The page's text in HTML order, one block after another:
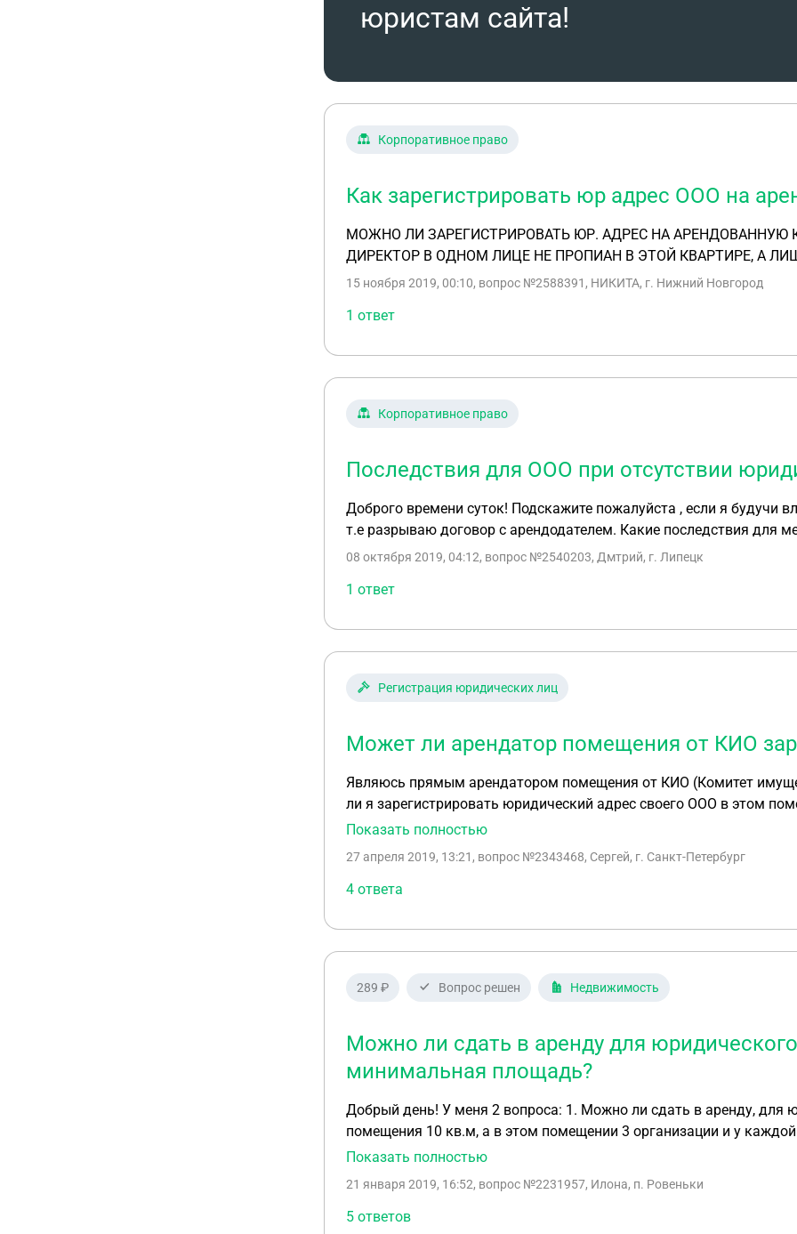
юристам сайта!
Корпоративное право
Как зарегистрировать юр адрес ООО на
МОЖНО ЛИ ЗАРЕГИСТРИРОВАТЬ ЮР. АДРЕС НА АРЕНДОВАННУЮ
ДИРЕКТОР В ОДНОМ ЛИЦЕ НЕ ПРОПИАН В ЭТОЙ КВАРТИРЕ, А
15 ноября 2019, 00:10, вопрос №2588391, НИКИТА, г. Нижний Новгород
1 ответ
Корпоративное право
Последствия для ООО при отсутствии
Доброго времени суток! Подскажите пожалуйста , если я
т.е разрываю договор с арендодателем. Какие последствия для
08 октября 2019, 04:12, вопрос №2540203, Дмтрий, г. Липецк
1 ответ
Регистрация юридических лиц
Может ли арендатор помещения от КИО
Являюсь прямым арендатором помещения от КИО (Комитет
ли я зарегистрировать юридический адрес своего ООО в этом помещении? Если да, то какие
подавать в налоговую? (собственник государство, не совсем
Показать полностью
27 апреля 2019, 13:21 , вопрос №2343468, Сергей, г. Санкт-Петербург
4 ответа
289 ₽ Вопрос решен Недвижимость
Можно ли сдать в аренду для
минимальная площадь?
Добрый день! У меня 2 вопроса: 1. Можно ли сдать в аренду, для юридического адреса, часть помещения? Например
помещения 10 кв.м, а в этом помещении 3 организации и у каждой в
правильно указать в договоре? Что бы у Арендатора и Арендодателя не возникло
Показать полностью
21 января 2019, 16:52, вопрос №2231957, Илона, п. Ровеньки
5 ответов